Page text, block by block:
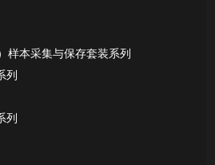
样本采集与保存套装系列
列
列